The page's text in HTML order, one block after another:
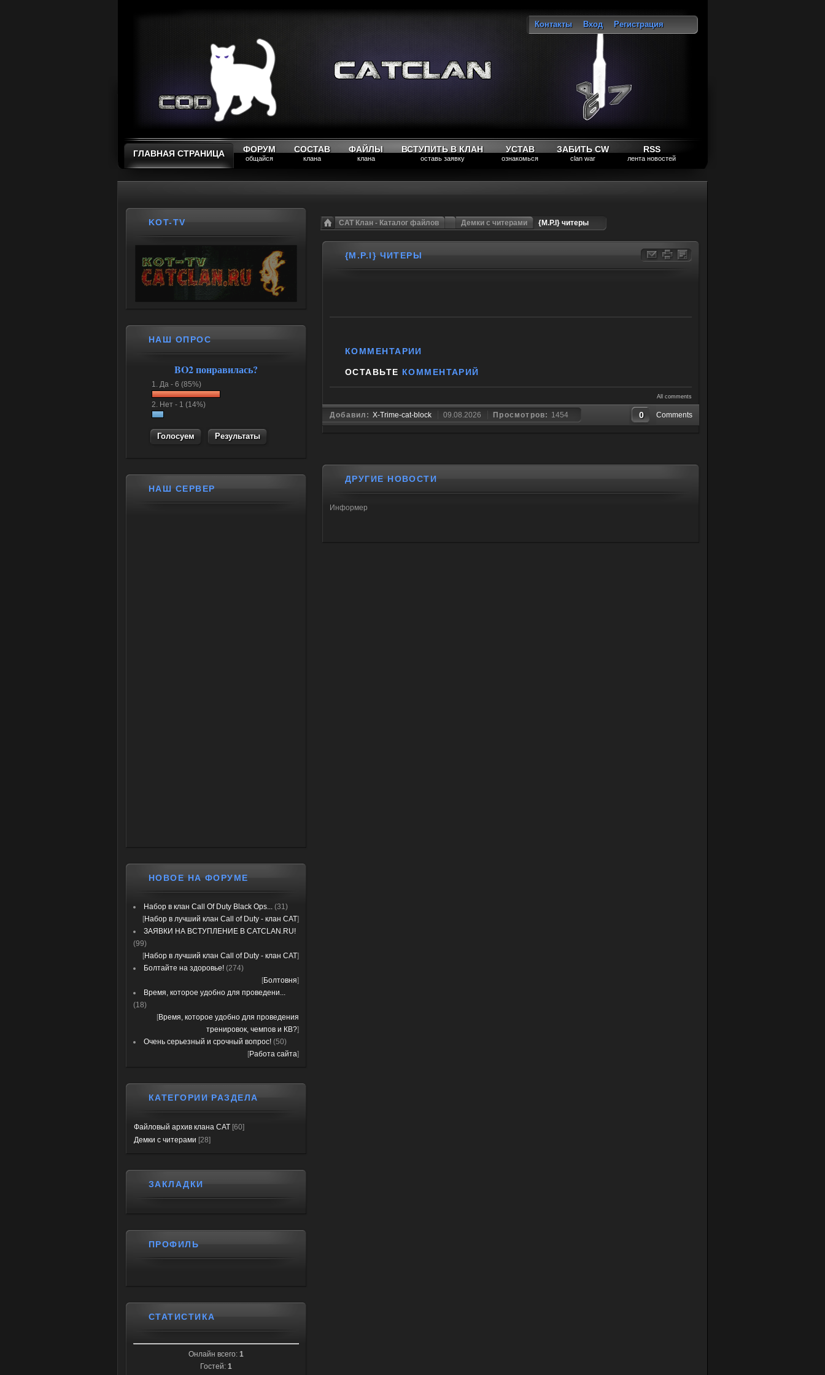
Контакты Вход
Регистрация
ГЛАВНАЯ СТРАНИЦА ФОРУМ
общайся
СОСТАВ
клана
ФАЙЛЫ
клана
ВСТУПИТЬ В КЛАН
оставь заявку
УСТАВ
ознакомься
ЗАБИТЬ CW
clan war
RSS
лента новостей
CAT Клан - Каталог файлов Демки с читерами {M.P.I} читеры
{M.P.I} ЧИТЕРЫ
КОММЕНТАРИИ
ОСТАВЬТЕ КОММЕНТАРИЙ
All comments
Добавил: X-Trime-cat-block 09.08.2026 Просмотров: 1454 0 Comments
ДРУГИЕ НОВОСТИ
Информер
KOT-TV
НАШ ОПРОС
BO2 понравилась?
1. Да - 6 (85%)
2. Нет - 1 (14%)
Результаты
НАШ СЕРВЕР
НОВОЕ НА ФОРУМЕ
Набор в клан Call Of Duty Black Ops... (31)
[Набор в лучший клан Call of Duty - клан CAT]
ЗАЯВКИ НА ВСТУПЛЕНИЕ В CATCLAN.RU!
(99)
[Набор в лучший клан Call of Duty - клан CAT]
Болтайте на здоровье! (274)
[Болтовня]
Время, которое удобно для проведени...
(18)
[Время, которое удобно для проведения
тренировок, чемпов и КВ?]
Очень серьезный и срочный вопрос! (50)
[Работа сайта]
КАТЕГОРИИ РАЗДЕЛА
Файловый архив клана CAT [60]
Демки с читерами [28]
ЗАКЛАДКИ
ПРОФИЛЬ
СТАТИСТИКА
Онлайн всего: 1
Гостей: 1